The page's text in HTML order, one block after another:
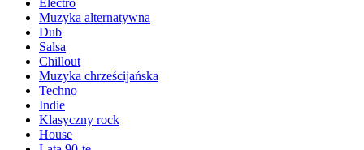
Electro
Muzyka alternatywna
Dub
Salsa
Chillout
Muzyka chrześcijańska
Techno
Indie
Klasyczny rock
House